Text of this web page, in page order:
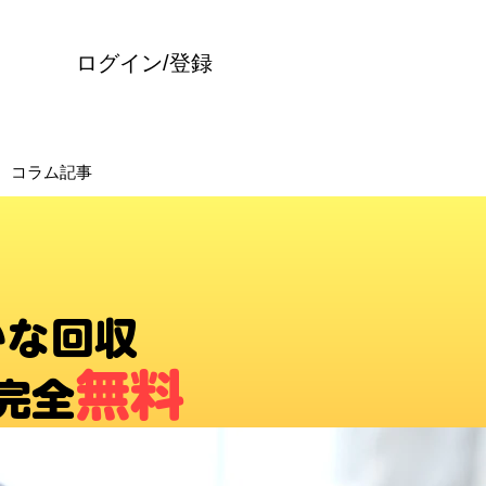
ログイン/登録
コラム記事
回収
全無料